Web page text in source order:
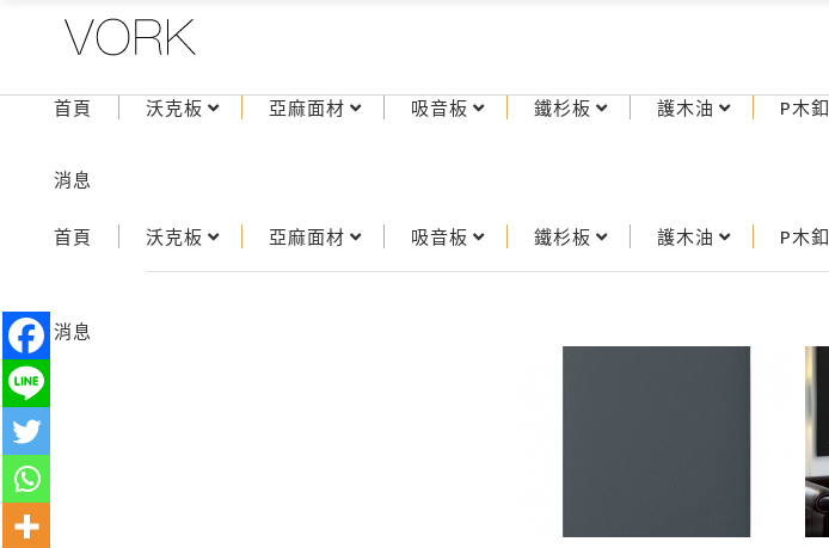
首頁 沃克板 亞麻面材 吸音板 鐵杉板 護木油 P木釦
消息
首頁 沃克板 亞麻面材 吸音板 鐵杉板 護木油 P木釦
消息